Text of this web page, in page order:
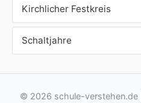
Kirchlicher Festkreis
Schaltjahre
© 2026 schule-verstehen.de |